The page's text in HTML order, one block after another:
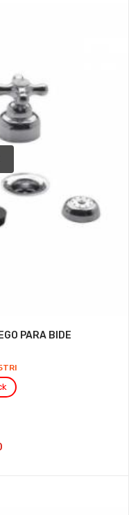
PARA BIDE